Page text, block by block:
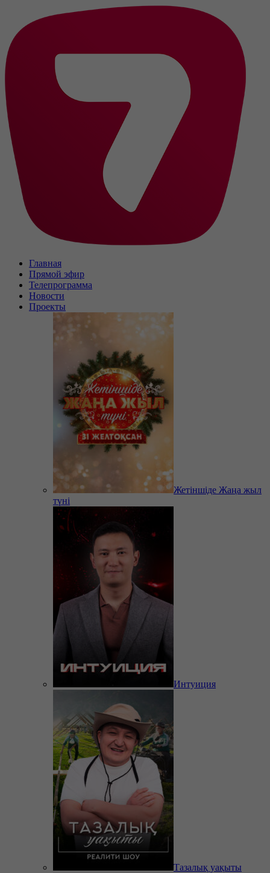
Главная
Прямой эфир
Телепрограмма
Новости
Проекты
Жетіншіде Жаңа жыл
түні
Интуиция
Тазалық уақыты